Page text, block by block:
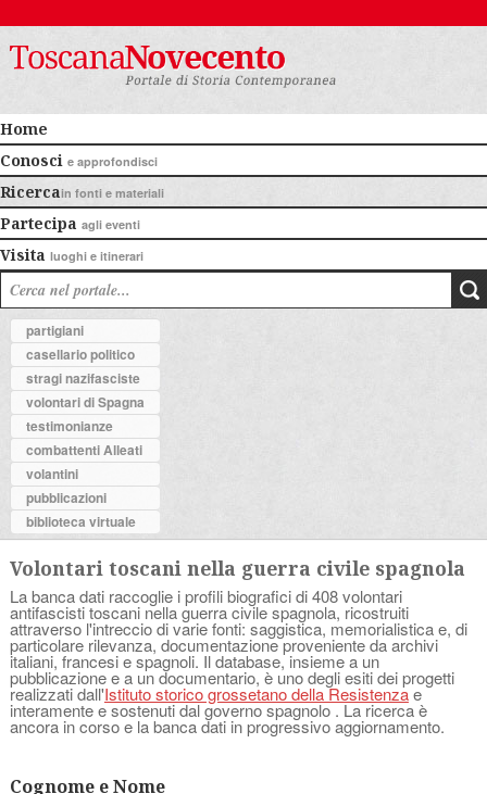
Home
Conosci e approfondisci
Ricercain fonti e materiali
Partecipa agli eventi
Visita luoghi e itinerari
partigiani
casellario politico
stragi nazifasciste
volontari di Spagna
testimonianze
combattenti Alleati
volantini
pubblicazioni
biblioteca virtuale
Volontari toscani nella guerra civile spagnola
La banca dati raccoglie i profili biografici di 408 volontari
antifascisti toscani nella guerra civile spagnola, ricostruiti
attraverso l'intreccio di varie fonti: saggistica, memorialistica e, di
particolare rilevanza, documentazione proveniente da archivi
italiani, francesi e spagnoli. Il database, insieme a un
pubblicazione e a un documentario, è uno degli esiti dei progetti
realizzati dall'Istituto storico grossetano della Resistenzae
interamente e sostenuti dal governo spagnolo . La ricerca è
ancora in corso e la banca dati in progressivo aggiornamento.
Cognome e Nome